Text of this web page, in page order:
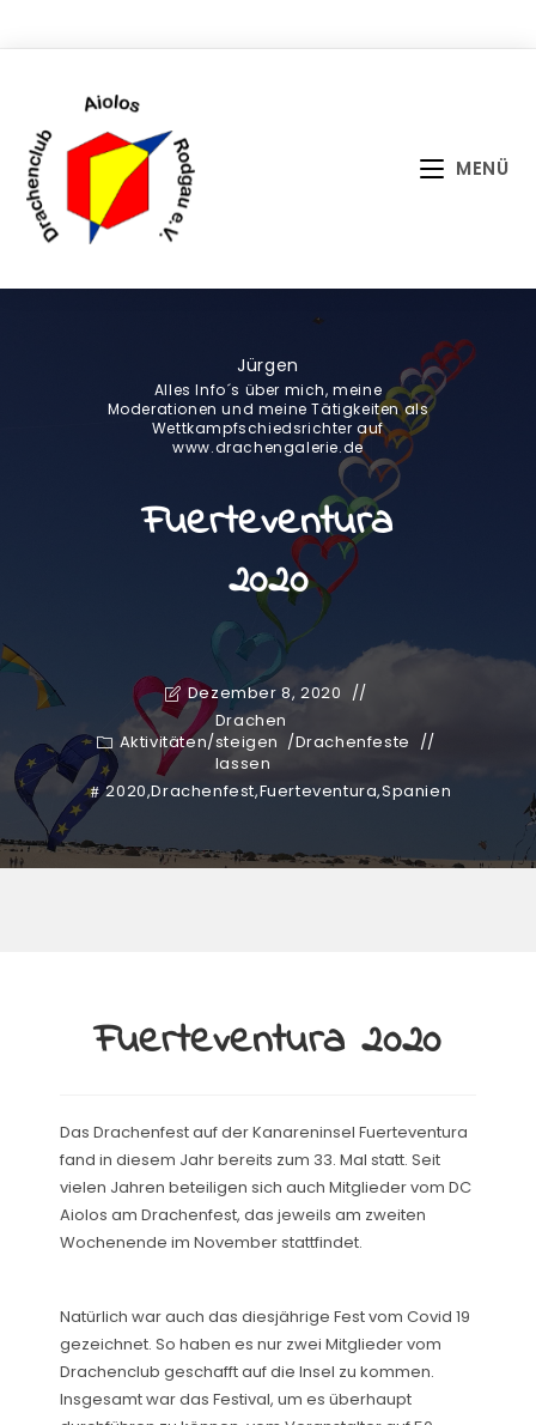
Inhalt
MENÜ
Jürgen
Alles Info´s über mich, meine
Moderationen und meine Tätigkeiten als
Wettkampfschiedsrichter auf
www.drachengalerie.de
Fuerteventura
2020
Dezember 8, 2020
Aktivitäten/
Drachen
steigen
lassen
/Drachenfeste
2020,Drachenfest,Fuerteventura,Spanien
Fuerteventura 2020
Das Drachenfest auf der Kanareninsel Fuerteventura
fand in diesem Jahr bereits zum 33. Mal statt. Seit
vielen Jahren beteiligen sich auch Mitglieder vom DC
Aiolos am Drachenfest, das jeweils am zweiten
Wochenende im November stattfindet.
Natürlich war auch das diesjährige Fest vom Covid 19
gezeichnet. So haben es nur zwei Mitglieder vom
Drachenclub geschafft auf die Insel zu kommen.
Insgesamt war das Festival, um es überhaupt